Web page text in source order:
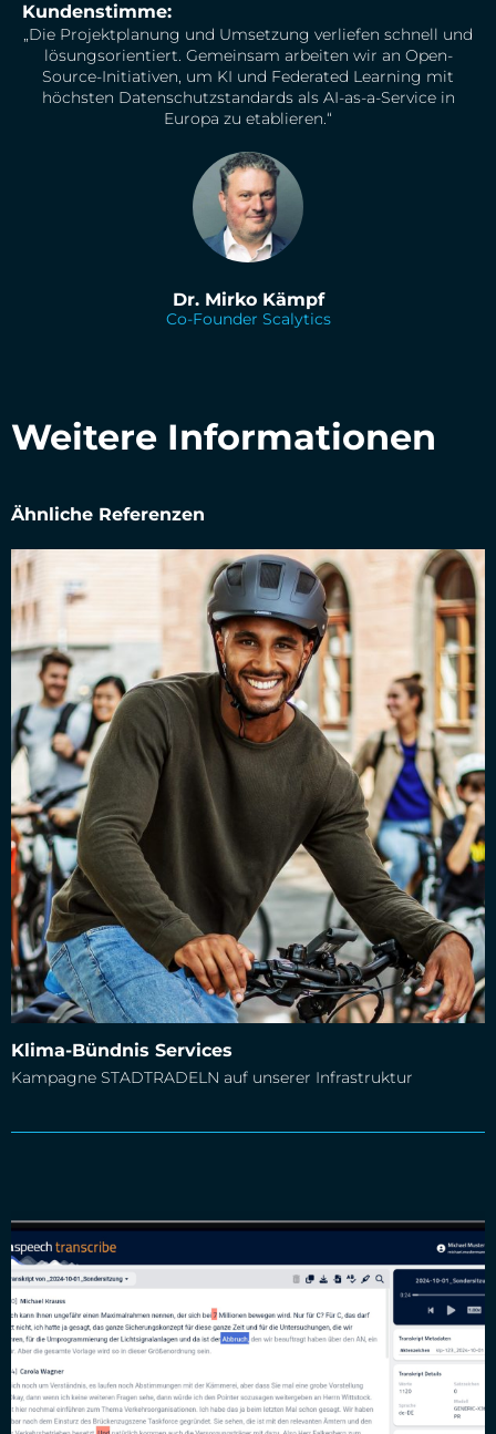
Kundenstimme:
„Die Projektplanung und Umsetzung verliefen schnell und
lösungsorientiert. Gemeinsam arbeiten wir an Open-
Source-Initiativen, um KI und Federated Learning mit
höchsten Datenschutzstandards als AI-as-a-Service in
Europa zu etablieren.“
Dr. Mirko Kämpf
Co-Founder Scalytics
Weitere Informationen
Ähnliche Referenzen
Klima-Bündnis Services
Kampagne STADTRADELN auf unserer Infrastruktur
Klima-Bündnis Services